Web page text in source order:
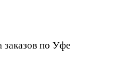
заказов по Уфе